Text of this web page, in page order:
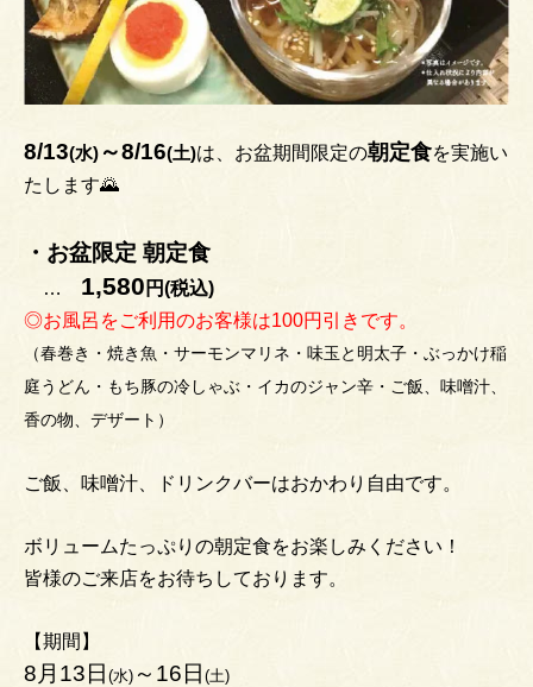
8/13(水) ～8/16(土)は、お盆期間限定の朝定食を実施い
たします🌄
・お盆限定 朝定食
… 1,580 円(税込)
◎お風呂をご利用のお客様は100円引きです。
（春巻き・焼き魚・サーモンマリネ・味玉と明太子・ぶっかけ稲
庭うどん・もち豚の冷しゃぶ・イカのジャン辛・ご飯、味噌汁、
香の物、デザート）
ご飯、味噌汁、ドリンクバーはおかわり自由です。
ボリュームたっぷりの朝定食をお楽しみください！
皆様のご来店をお待ちしております。
【期間】
8月13日 (水) ～16日 (土)